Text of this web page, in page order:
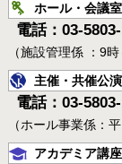
ホール・会議
電話：03-
（施設管理係 ：9
主催・共催公
電話：03-
（ホール事業係：
アカデミア講